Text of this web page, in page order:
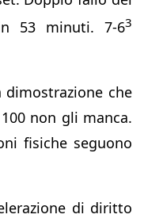
53 minuti. 7-63
dimostrazione che
non gli manca.
fisiche seguono
di diritto